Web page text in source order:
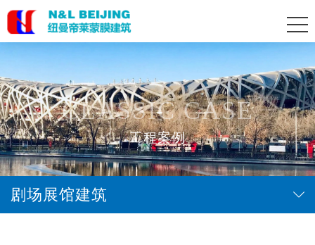
CLASSIC CASE
工程案例
剧场展馆建筑